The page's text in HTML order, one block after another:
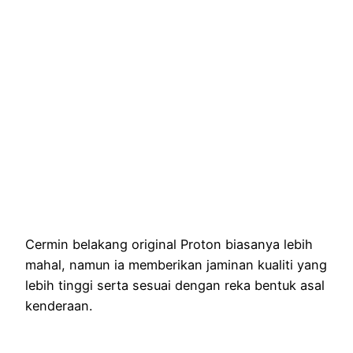
Cermin belakang original Proton biasanya lebih
mahal, namun ia memberikan jaminan kualiti yang
lebih tinggi serta sesuai dengan reka bentuk asal
kenderaan.